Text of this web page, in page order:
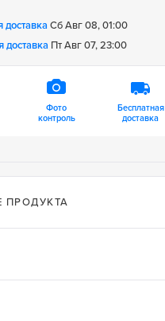
доставка Сб Авг 08, 01:00
доставка Пт Авг 07, 23:00
Фото
контроль
Бесплатная
доставка
ПРОДУКТА